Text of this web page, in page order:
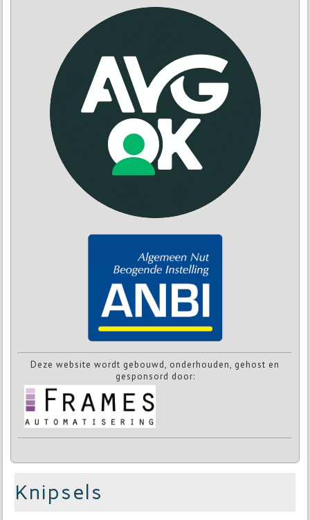
Deze website wordt gebouwd, onderhouden, gehost en
gesponsord door:
Knipsels